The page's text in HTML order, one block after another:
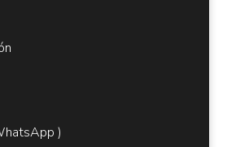
hatsApp )